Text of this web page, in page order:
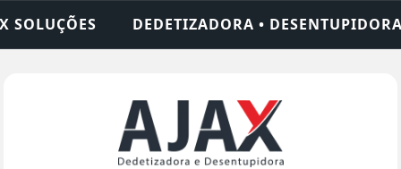
• DESENTUPIDORA • LIMPEZA DE FOSSA •